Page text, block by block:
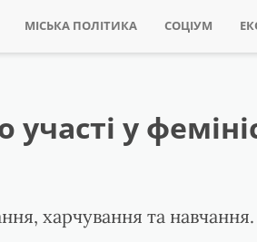
МІСЬКА ПОЛІТИКА СОЦІУМ
у
харчування та навчання.